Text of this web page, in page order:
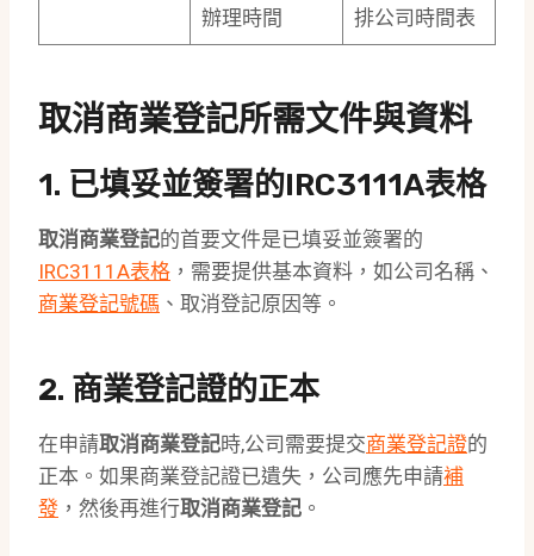
辦理時間
排公司時間表
取消商業登記所需文件與資料
1. 已填妥並簽署的IRC3111A表格
取消商業登記的首要文件是已填妥並簽署的
IRC3111A表格 ，需要提供基本資料，如公司名稱、
商業登記號碼 、取消登記原因等。
2. 商業登記證的正本
在申請取消商業登記時,公司需要提交商業登記證的
正本。如果商業登記證已遺失，公司應先申請補
發 ，然後再進行取消商業登記 。